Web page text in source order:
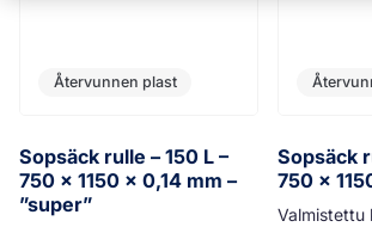
Återvunnen plast
Sopsäck rulle – 150 L –
750 x 1150 x 0,14 mm –
”super”
Sopsäck
750 x
Valmistettu